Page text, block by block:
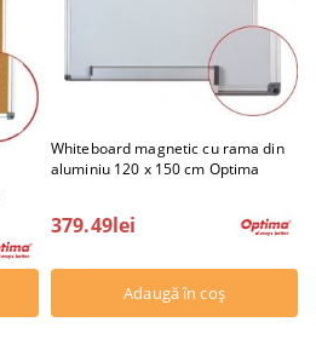
Whiteboard magnetic cu rama din
aluminiu 120 x 150 cm Optima
379.49lei